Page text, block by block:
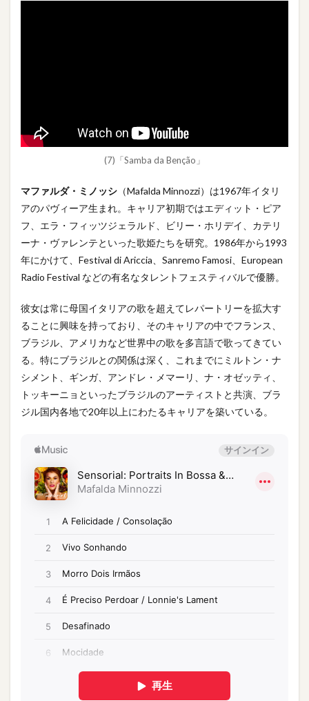
(7)「Samba da Benção」
マファルダ・ミノッシ （Mafalda Minnozzi）は1967年イタリ
アのパヴィーア生まれ。キャリア初期ではエディット・ピア
フ、エラ・フィッツジェラルド、ビリー・ホリデイ、カテリ
ーナ・ヴァレンテといった歌姫たちを研究。1986年から1993
年にかけて、Festival di Ariccia、Sanremo Famosi、European
Radio Festival などの有名なタレントフェスティバルで優勝。
彼女は常に母国イタリアの歌を超えてレパートリーを拡大す
ることに興味を持っており、そのキャリアの中でフランス、
ブラジル、アメリカなど世界中の歌を多言語で歌ってきてい
る。特にブラジルとの関係は深く、これまでにミルトン・ナ
シメント、ギンガ、アンドレ・メマーリ、ナ・オゼッティ、
トッキーニョといったブラジルのアーティストと共演、ブラ
ジル国内各地で20年以上にわたるキャリアを築いている。